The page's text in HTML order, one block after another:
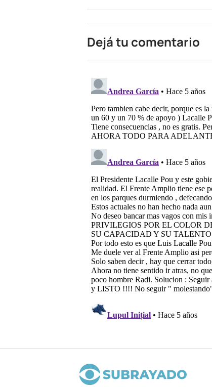
Dejá tu comentario